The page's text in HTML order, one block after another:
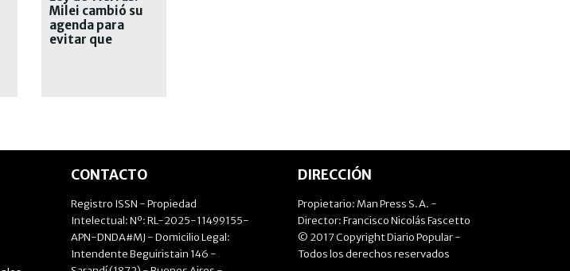
Milei cambió su
agenda para
evitar que
CONTACTO
Registro ISSN - Propiedad
Intelectual: Nº: RL-2025-11499155-
APN-DNDA#MJ - Domicilio Legal:
Intendente Beguiristain 146 -
DIRECCIÓN
Propietario: Man Press S.A. -
Director: Francisco Nicolás Fascetto
© 2017 Copyright Diario Popular -
Todos los derechos reservados